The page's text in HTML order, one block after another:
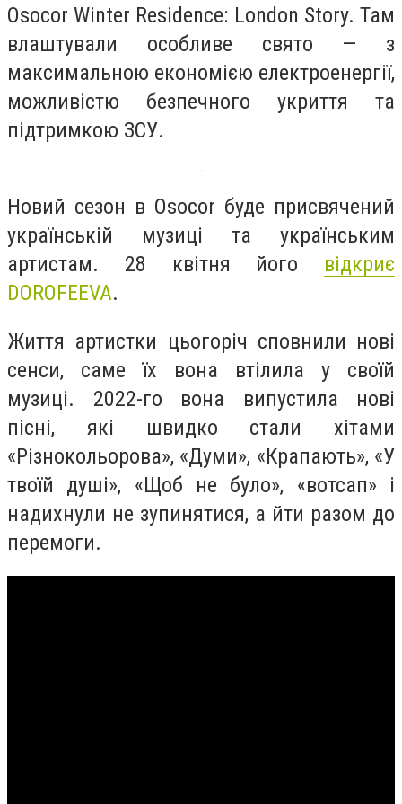
Osocor Winter Residence: London Story. Там
влаштували особливе свято — з
максимальною економією електроенергії,
можливістю безпечного укриття та
підтримкою ЗСУ.
Новий сезон в Osocor буде присвячений
українській музиці та українським
артистам. 28 квітня його відкриє
DOROFEEVA.
Життя артистки цьогоріч сповнили нові
сенси, саме їх вона втілила у своїй
музиці. 2022-го вона випустила нові
пісні, які швидко стали хітами
«Різнокольорова», «Думи», «Крапають», «У
твоїй душі», «Щоб не було», «вотсап» і
надихнули не зупинятися, а йти разом до
перемоги.